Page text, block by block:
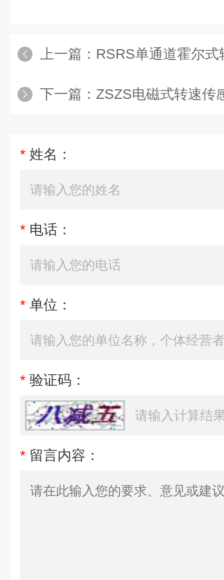
上一篇： RSRS单通道霍尔式
下一篇： ZSZS电磁式转速传
* 姓名：
* 电话：
* 单位：
* 验证码：
* 留言内容：